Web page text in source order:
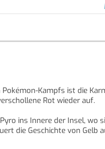
Kampfs ist die
Rot wieder auf.
ins Innere der Insel, wo
die Geschichte von Gelb